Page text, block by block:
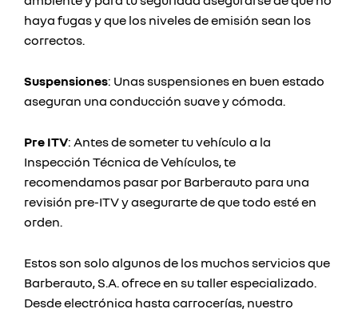
haya fugas y que los niveles de emisión sean los
correctos.
Suspensiones: Unas suspensiones en buen estado
aseguran una conducción suave y cómoda.
Pre ITV: Antes de someter tu vehículo a la
Inspección Técnica de Vehículos, te
recomendamos pasar por Barberauto para una
revisión pre-ITV y asegurarte de que todo esté en
orden.
Estos son solo algunos de los muchos servicios que
Barberauto, S.A. ofrece en su taller especializado.
Desde electrónica hasta carrocerías, nuestro